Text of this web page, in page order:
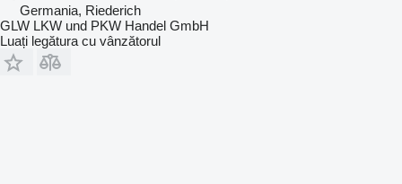
Germania, Riederich
GLW LKW und PKW Handel GmbH
Luați legătura cu vânzătorul